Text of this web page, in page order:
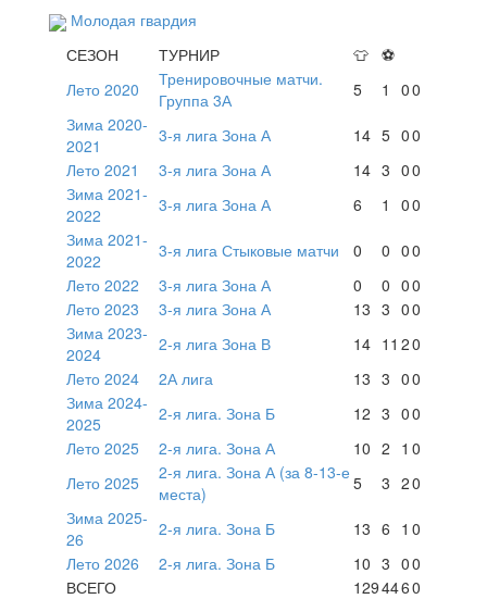
Молодая гвардия
СЕЗОН
ТУРНИР 👕 ⚽
Лето 2020
Тренировочные матчи.
Группа 3А
5 1 00
Зима 2020-
2021
3-я лига Зона А 14 5 00
Лето 2021
3-я лига Зона А 14 3 00
Зима 2021-
2022
3-я лига Зона А 6 1 00
Зима 2021-
2022
3-я лига Стыковые матчи 0 0 00
Лето 2022
3-я лига Зона А 0 0 00
Лето 2023
3-я лига Зона А 13 3 00
Зима 2023-
2024
2-я лига Зона В 14 11 20
Лето 2024
2А лига 13 3 00
Зима 2024-
2025
2-я лига. Зона Б 12 3 00
Лето 2025
2-я лига. Зона А 10 2 1 0
Лето 2025
2-я лига. Зона А (за 8-13-е
места)
5 3 20
Зима 2025-
26
2-я лига. Зона Б 13 6 1 0
Лето 2026
2-я лига. Зона Б 10 3 00
ВСЕГО
1294460